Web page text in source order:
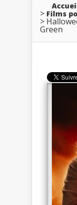
Films
Green